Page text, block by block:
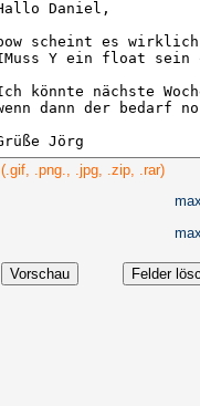
(.gif, .png., .jpg, .zip, .rar)